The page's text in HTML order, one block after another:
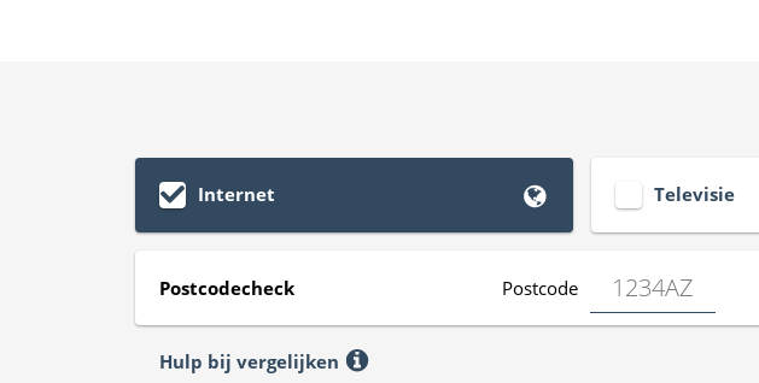
Internet Televisie
Postcodecheck Postcode
Hulp bij vergelijken